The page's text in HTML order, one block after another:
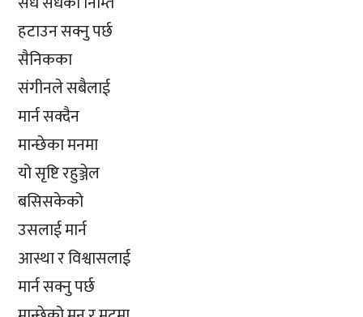
हटाउन सक्नु पर्छ
सैनिकका
संगीनले सबैलाई
मार्न सक्दैन
मान्छेका मनमा
यो सृष्टि रहुञ्जेल
बसिसकेको
उसलाई मार्न
आस्था र विश्वासलाई
मार्न सक्नु पर्छ